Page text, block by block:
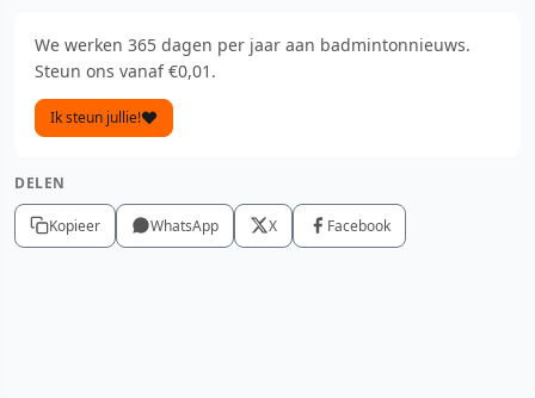
We werken 365 dagen per jaar aan badmintonnieuws.
Steun ons vanaf €0,01.
Ik steun jullie!
DELEN
Kopieer WhatsApp X Facebook